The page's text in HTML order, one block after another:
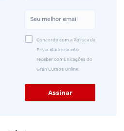
Concordo com a Política de
Privacidade e aceito
receber comunicações do
Gran Cursos Online.